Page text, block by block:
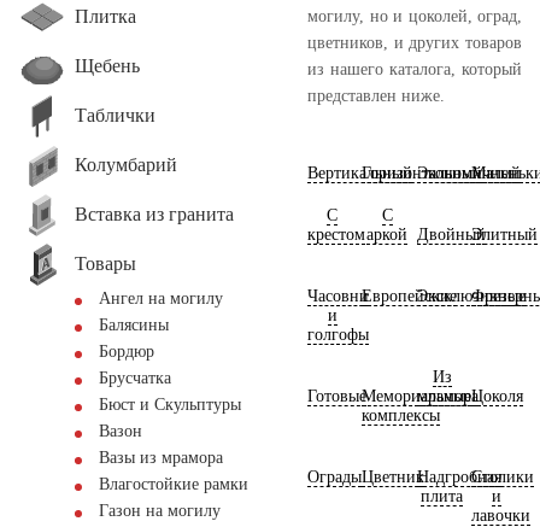
Плитка
Щебень
Таблички
Колумбарий
Вставка из гранита
Товары
Ангел на могилу
Балясины
Бордюр
Брусчатка
Бюст и Скульптуры
Вазон
Вазы из мрамора
Влагостойкие рамки
Газон на могилу
могилу, но и цоколей, оград,
цветников, и других товаров
из нашего каталога, который
представлен ниже.
ВертикальныйГоризонтальный
Экономичный
С
крестом
С
аркой
ДвойныйЭлитный
Часовни
и
голгофы
ЕвропейскиеЭксклюзивные
ГотовыеМемориальные
комплексы
Из
мрамораЦоколя
ОградыЦветникНадгробная
плита
Столики
и
лавочки